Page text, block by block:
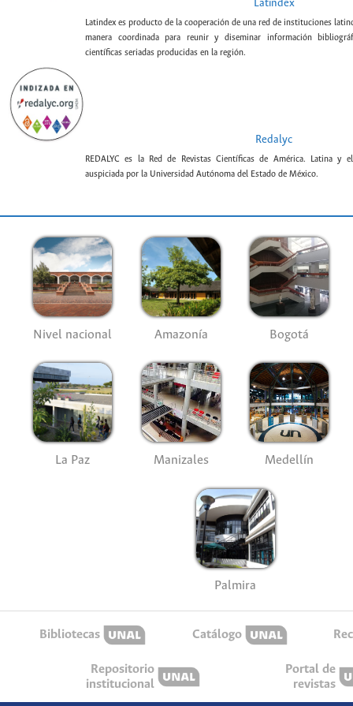
Latindex
Latindex es producto de la cooperación de una red de instituciones
manera coordinada para reunir y diseminar información
científicas seriadas producidas en la región.
Redalyc
REDALYC es la Red de Revistas Científicas de América. Latina y
auspiciada por la Universidad Autónoma del Estado de México.
Nivel nacional Amazonía Bogotá
La Paz Manizales Medellín
Palmira
Bibliotecas Catálogo
Repositorio
institucional
Portal de
revistas